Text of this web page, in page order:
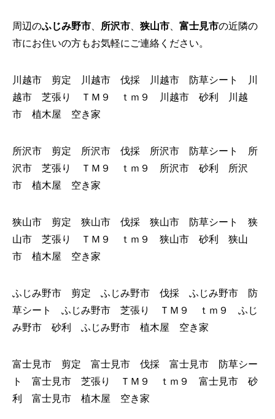
周辺のふじみ野市 所沢市 狭山市 富士見市の近隣の
市にお住いの方もお気軽にご連絡ください。
川越市 剪定 川越市 伐採 川越市 防草シート 川
越市 芝張り ＴＭ９ ｔｍ９ 川越市 砂利 川越
市 植木屋 空き家
所沢市 剪定 所沢市 伐採 所沢市 防草シート 所
沢市 芝張り ＴＭ９ ｔｍ９ 所沢市 砂利 所沢
市 植木屋 空き家
狭山市 剪定 狭山市 伐採 狭山市 防草シート 狭
山市 芝張り ＴＭ９ ｔｍ９ 狭山市 砂利 狭山
市 植木屋 空き家
ふじみ野市 剪定 ふじみ野市 伐採 ふじみ野市 防
草シート ふじみ野市 芝張り ＴＭ９ ｔｍ９ ふじ
み野市 砂利 ふじみ野市 植木屋 空き家
富士見市 剪定 富士見市 伐採 富士見市 防草シー
ト 富士見市 芝張り ＴＭ９ ｔｍ９ 富士見市 砂
利 富士見市 植木屋 空き家